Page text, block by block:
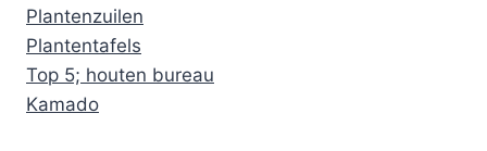
Plantenzuilen
Plantentafels
Top 5; houten bureau
Kamado